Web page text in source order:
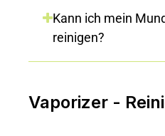
Kann ich mein
reinigen?
Vaporizer -